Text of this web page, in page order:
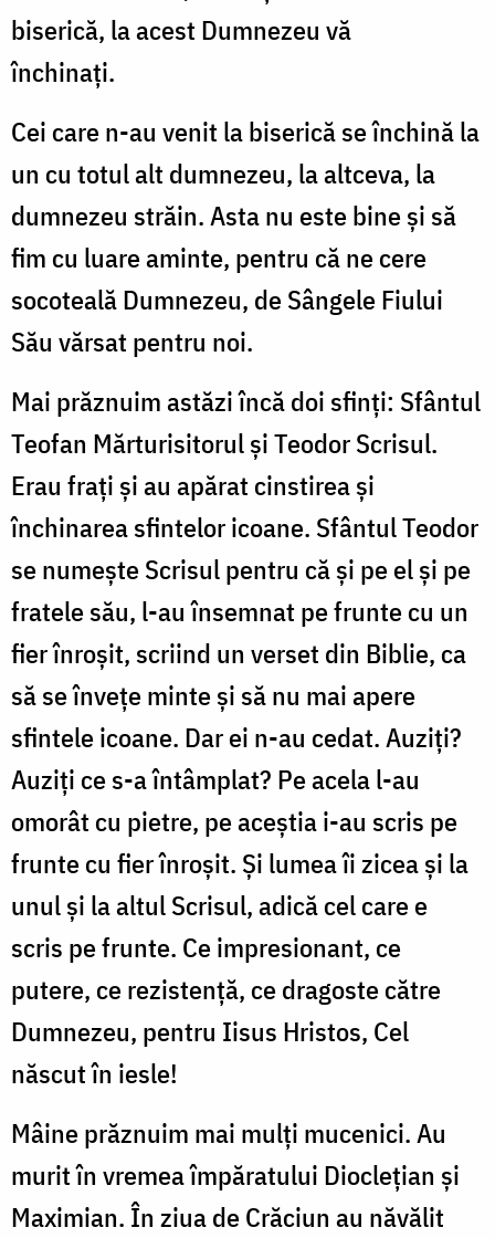
biserică, la acest Dumnezeu vă
închinaţi.
Cei care n-au venit la biserică se închină la
un cu totul alt dumnezeu, la altceva, la
dumnezeu străin. Asta nu este bine şi să
fim cu luare aminte, pentru că ne cere
socoteală Dumnezeu, de Sângele Fiului
Său vărsat pentru noi.
Mai prăznuim astăzi încă doi sfinţi: Sfântul
Teofan Mărturisitorul şi Teodor Scrisul.
Erau fraţi şi au apărat cinstirea şi
închinarea sfintelor icoane. Sfântul Teodor
se numeşte Scrisul pentru că şi pe el şi pe
fratele său, l-au însemnat pe frunte cu un
fier înroşit, scriind un verset din Biblie, ca
să se înveţe minte şi să nu mai apere
sfintele icoane. Dar ei n-au cedat. Auziţi?
Auziţi ce s-a întâmplat? Pe acela l-au
omorât cu pietre, pe aceştia i-au scris pe
frunte cu fier înroşit. Şi lumea îi zicea şi la
unul şi la altul Scrisul, adică cel care e
scris pe frunte. Ce impresionant, ce
putere, ce rezistenţă, ce dragoste către
Dumnezeu, pentru Iisus Hristos, Cel
născut în iesle!
Mâine prăznuim mai mulţi mucenici. Au
murit în vremea împăratului Diocleţian şi
Maximian. În ziua de Crăciun au năvălit